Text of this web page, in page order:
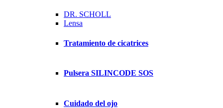
DR. SCHOLL
Lensa
Tratamiento de cicatrices
Pulsera SILINCODE SOS
Cuidado del ojo